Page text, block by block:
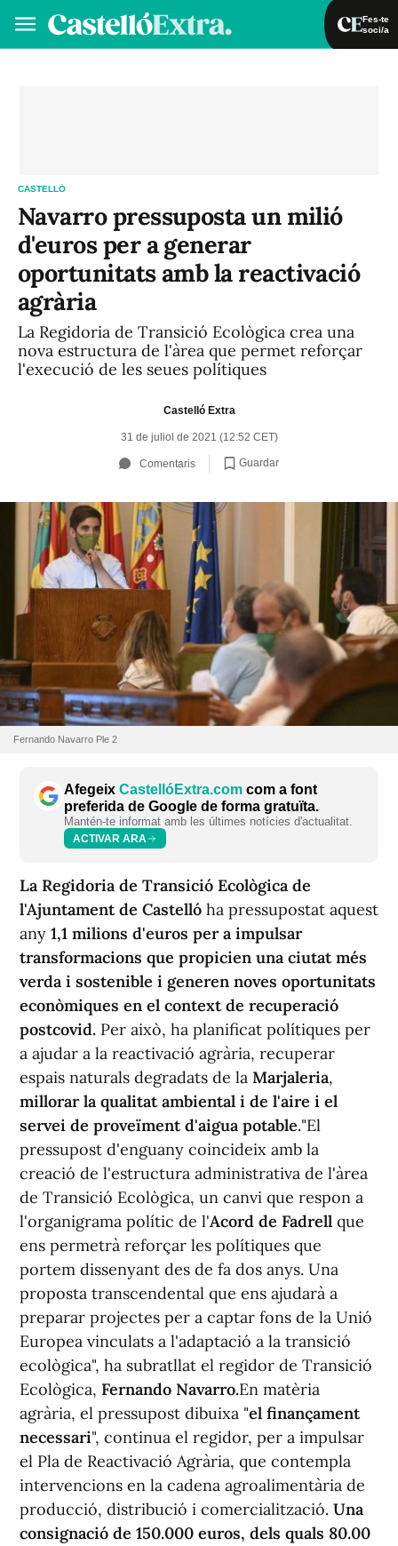
Fes-te
soci/a
CASTELLÓ
Navarro pressuposta un milió
d'euros per a generar
oportunitats amb la reactivació
agrària
La Regidoria de Transició Ecològica crea una
nova estructura de l'àrea que permet reforçar
l'execució de les seues polítiques
Castelló Extra
31 de juliol de 2021 (12:52 CET)
Comentaris Guardar
Fernando Navarro Ple 2
Afegeix CastellóExtra.com com a font
preferida de Google de forma gratuïta.
Mantén-te informat amb les últimes notícies d'actualitat.
ACTIVAR ARA
La Regidoria de Transició Ecològica de
l'Ajuntament de Castelló ha pressupostat aquest
any 1,1 milions d'euros per a impulsar
transformacions que propicien una ciutat més
verda i sostenible i generen noves oportunitats
econòmiques en el context de recuperació
postcovid. Per això, ha planificat polítiques per
a ajudar a la reactivació agrària, recuperar
espais naturals degradats de la Marjaleria,
millorar la qualitat ambiental i de l'aire i el
servei de proveïment d'aigua potable."El
pressupost d'enguany coincideix amb la
creació de l'estructura administrativa de l'àrea
de Transició Ecològica, un canvi que respon a
l'organigrama polític de l'Acord de Fadrell que
ens permetrà reforçar les polítiques que
portem dissenyant des de fa dos anys. Una
proposta transcendental que ens ajudarà a
preparar projectes per a captar fons de la Unió
Europea vinculats a l'adaptació a la transició
ecològica", ha subratllat el regidor de Transició
Ecològica, Fernando Navarro.En matèria
agrària, el pressupost dibuixa "el finançament
necessari", continua el regidor, per a impulsar
el Pla de Reactivació Agrària, que contempla
intervencions en la cadena agroalimentària de
producció, distribució i comercialització. Una
consignació de 150.000 euros, dels quals 80.00